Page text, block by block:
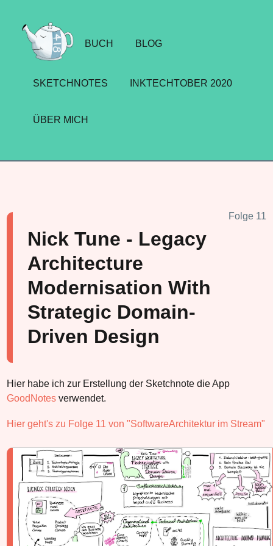
BUCH BLOG
SKETCHNOTES INKTECHTOBER 2020
ÜBER MICH
Folge 11
Nick Tune - Legacy
Architecture
Modernisation With
Strategic Domain-
Driven Design
Hier habe ich zur Erstellung der Sketchnote die App
GoodNotesverwendet.
Hier geht's zu Folge 11 von "SoftwareArchitektur im Stream"